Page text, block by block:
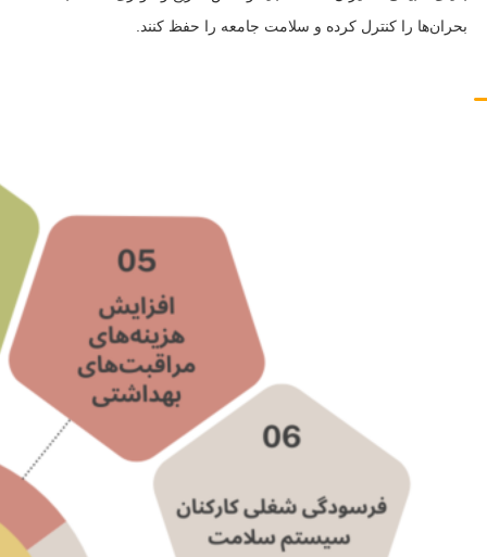
بحران‌ها را کنترل کرده و سلامت جامعه را حفظ کنند.